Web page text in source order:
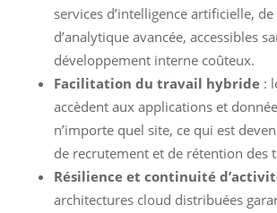
services d’intelligence artificielle,
d’analytique avancée, accessibles
développement interne coûteux.
Facilitation du travail hybride:
accèdent aux applications et
n’importe quel site, ce qui est
de recrutement et de rétention des
Résilience et continuité
architectures cloud distribuées